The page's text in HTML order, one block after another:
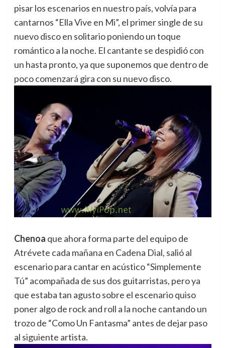
pisar los escenarios en nuestro país, volvía para
cantarnos “Ella Vive en Mi”, el primer single de su
nuevo disco en solitario poniendo un toque
romántico a la noche. El cantante se despidió con
un hasta pronto, ya que suponemos que dentro de
poco comenzará gira con su nuevo disco.
Chenoa que ahora forma parte del equipo de
Atrévete cada mañana en Cadena Dial, salió al
escenario para cantar en acústico “Simplemente
Tú” acompañada de sus dos guitarristas, pero ya
que estaba tan agusto sobre el escenario quiso
poner algo de rock and roll a la noche cantando un
trozo de “Como Un Fantasma” antes de dejar paso
al siguiente artista.